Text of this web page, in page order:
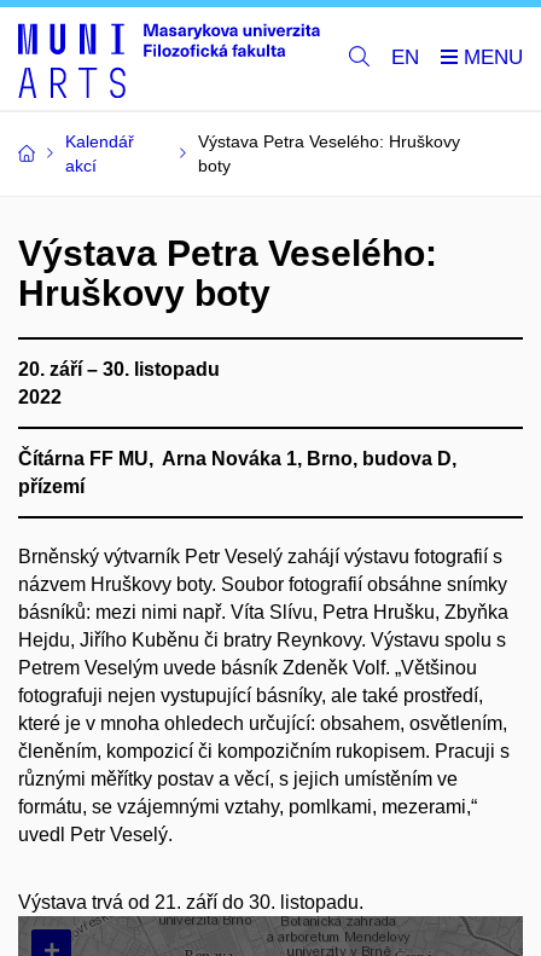
EN
Kalendář
akcí
Výstava Petra Veselého: Hruškovy
boty
Výstava Petra Veselého:
Hruškovy boty
20. září – 30. listopadu
2022
Čítárna FF MU, Arna Nováka 1, Brno, budova D,
přízemí
Brněnský výtvarník Petr Veselý zahájí výstavu fotografií s
názvem Hruškovy boty. Soubor fotografií obsáhne snímky
básníků: mezi nimi např. Víta Slívu, Petra Hrušku, Zbyňka
Hejdu, Jiřího Kuběnu či bratry Reynkovy. Výstavu spolu s
Petrem Veselým uvede básník Zdeněk Volf. „Většinou
fotografuji nejen vystupující básníky, ale také prostředí,
které je v mnoha ohledech určující: obsahem, osvětlením,
členěním, kompozicí či kompozičním rukopisem. Pracuji s
různými měřítky postav a věcí, s jejich umístěním ve
formátu, se vzájemnými vztahy, pomlkami, mezerami,“
uvedl Petr Veselý.
Výstava trvá od 21. září do 30. listopadu.
+